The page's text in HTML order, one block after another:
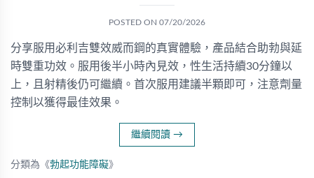
POSTED ON 07/20/2026
分享服用必利吉雙效威而鋼的真實體驗，產品結合助勃與延
時雙重功效。服用後半小時內見效，性生活持續30分鐘以
上，且射精後仍可繼續。首次服用建議半顆即可，注意劑量
控制以獲得最佳效果。
繼續閱讀 →
分類為《勃起功能障礙》